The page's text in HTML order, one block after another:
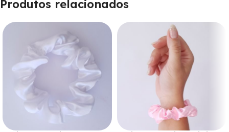
Produtos relacionados